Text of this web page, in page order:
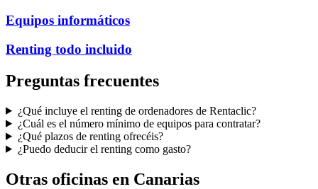
Equipos informáticos
Renting todo incluido
Preguntas frecuentes
¿Qué incluye el renting de ordenadores de Rentaclic?
¿Cuál es el número mínimo de equipos para contratar?
¿Qué plazos de renting ofrecéis?
¿Puedo deducir el renting como gasto?
Otras oficinas en Canarias